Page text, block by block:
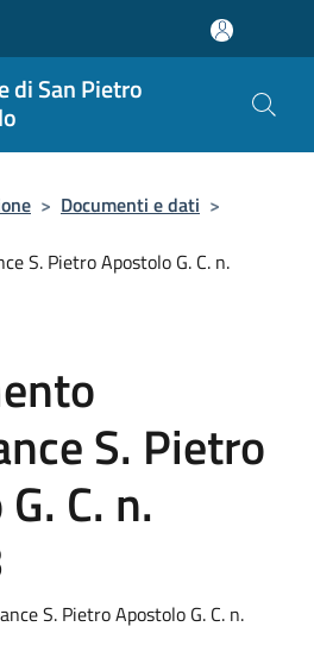
di San Pietro
> Documenti e dati >
S. Pietro Apostolo G. C. n.
S. Pietro
C. n.
S. Pietro Apostolo G. C. n.